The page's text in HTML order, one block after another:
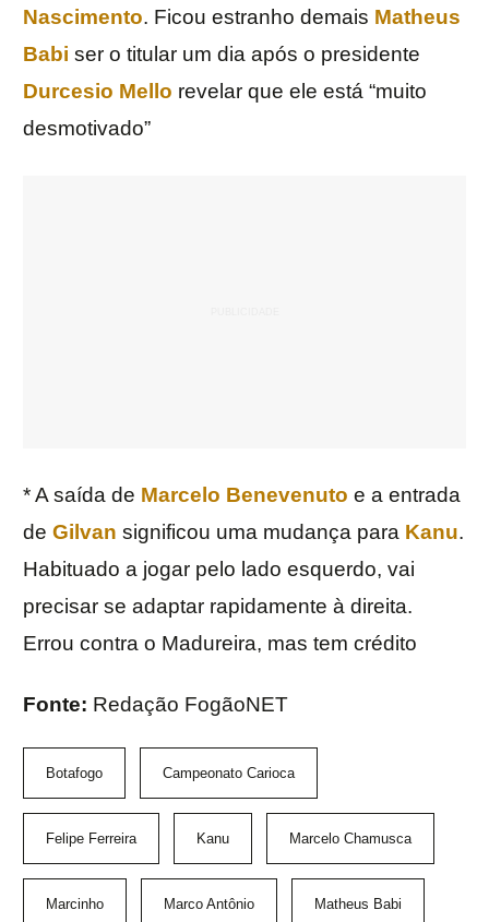
Nascimento. Ficou estranho demais Matheus
Babi ser o titular um dia após o presidente
Durcesio Mello revelar que ele está “muito
desmotivado”
* A saída de Marcelo Benevenuto e a entrada
de Gilvan significou uma mudança para Kanu.
Habituado a jogar pelo lado esquerdo, vai
precisar se adaptar rapidamente à direita.
Errou contra o Madureira, mas tem crédito
Fonte: Redação FogãoNET
Botafogo Campeonato Carioca
Felipe Ferreira Kanu Marcelo Chamusca
Marcinho Marco Antônio Matheus Babi